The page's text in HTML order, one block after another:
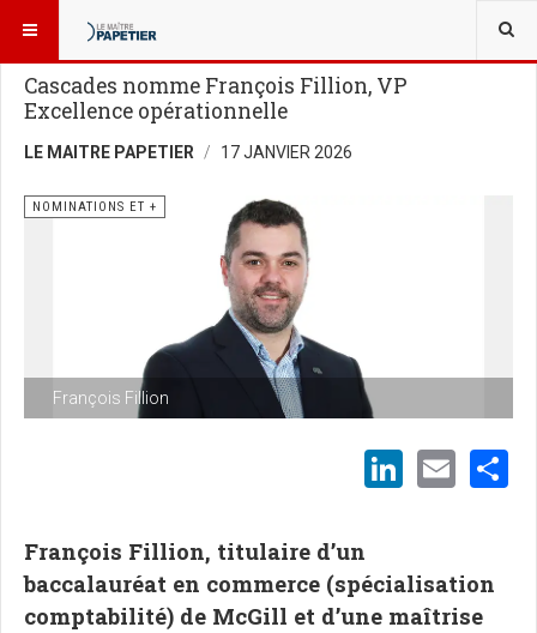
VOUS ÊTES ICI :
Cascades nomme François Fillion, VP
Excellence opérationnelle
LE MAITRE PAPETIER 17 JANVIER 2026
François Fillion
NOMINATIONS ET +
François Fillion, titulaire d’un
baccalauréat en commerce (spécialisation
comptabilité) de McGill et d’une maîtrise